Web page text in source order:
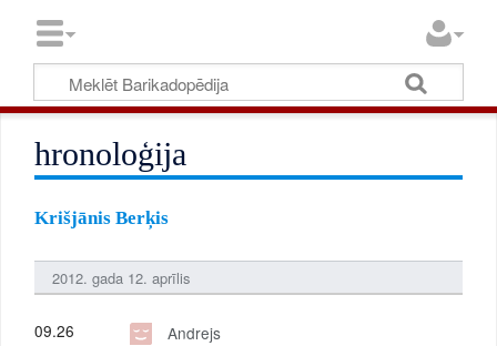
hronoloģija
Krišjānis Berķis
2012. gada 12. aprīlis
Andrejs
09.26